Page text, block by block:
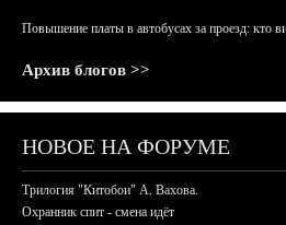
Повышение платы в автобусах за проезд: кто
Архив блогов >>
НОВОЕ НА ФОРУМЕ
Трилогия "Китобои" А. Вахова.
Охранник спит - смена идёт